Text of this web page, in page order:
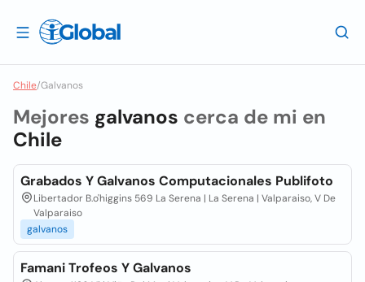
Chile/Galvanos
Mejores galvanos cerca de mi en
Chile
Grabados Y Galvanos Computacionales Publifoto
Libertador B.o'higgins 569 La Serena | La Serena | Valparaiso, V De
Valparaiso
galvanos
Famani Trofeos Y Galvanos